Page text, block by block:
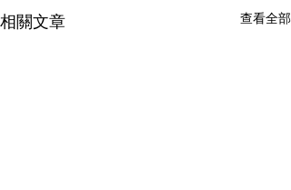
相關文章 查看全部